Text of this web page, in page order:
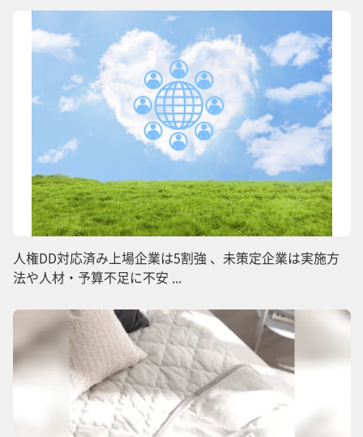
人権DD対応済み上場企業は5割強 、未策定企業は実施方
法や人材・予算不足に不安 ...